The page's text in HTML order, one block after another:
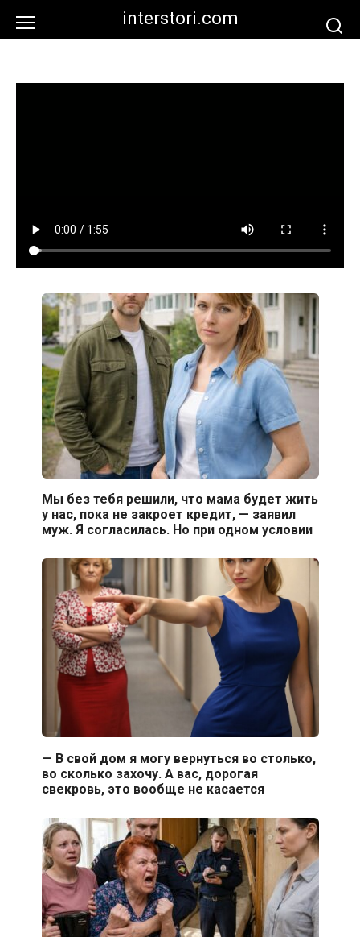
interstori.com
Мы без тебя решили, что мама будет жить
у нас, пока не закроет кредит, — заявил
муж. Я согласилась. Но при одном условии
— В свой дом я могу вернуться во столько,
во сколько захочу. А вас, дорогая
свекровь, это вообще не касается